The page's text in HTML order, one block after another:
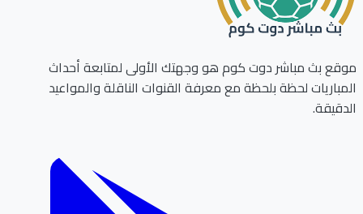
بث مباشر دوت كوم هو وجهتك الأولى لمتابعة أحداث
لحظة بلحظة مع معرفة القنوات الناقلة والمواعيد